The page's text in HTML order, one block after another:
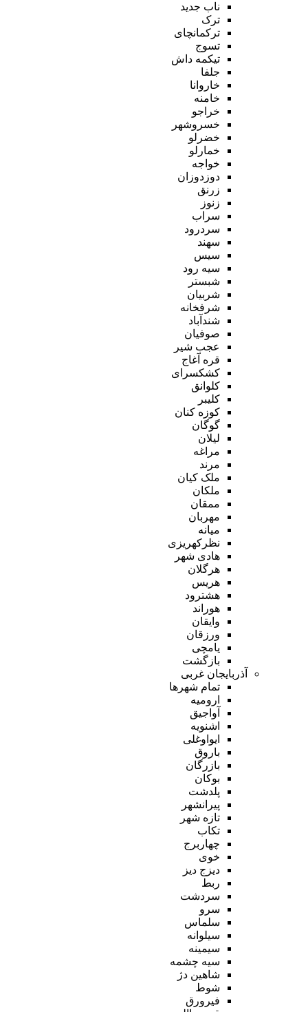
ناب جدید
ترک
ترکمانچای
تسوج
تیکمه داش
جلفا
خاروانا
خامنه
خراجو
خسروشهر
خضرلو
خمارلو
خواجه
دوزدوزان
زرنق
زنوز
سراب
سردرود
سهند
سیس
سیه رود
شبستر
شربیان
شرفخانه
شندآباد
صوفیان
عجب شیر
قره آغاج
کشکسرای
کلوانق
کلیبر
کوزه کنان
گوگان
لیلان
مراغه
مرند
ملک کیان
ملکان
ممقان
مهربان
میانه
نظرکهریزی
هادی شهر
هرگلان
هریس
هشترود
هوراند
وایقان
ورزقان
یامچی
بازگشت
آذربایجان غربی
تمام شهر‌ها
ارومیه
آواجیق
اشنویه
ایواوغلی
باروق
بازرگان
بوکان
پلدشت
پیرانشهر
تازه شهر
تکاب
چهاربرج
خوی
دیزج دیز
ربط
سردشت
سرو
سلماس
سیلوانه
سیمینه
سیه چشمه
شاهین دژ
شوط
فیرورق